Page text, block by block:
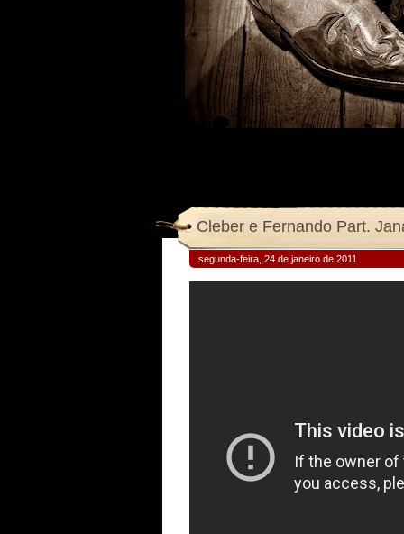
Cleber e Fernando Part.
segunda-feira, 24 de janeiro de 2011